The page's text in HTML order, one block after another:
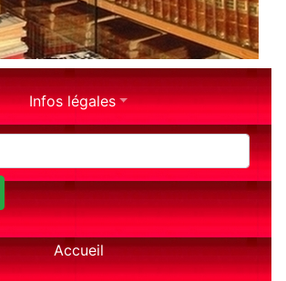
Infos légales
Accueil